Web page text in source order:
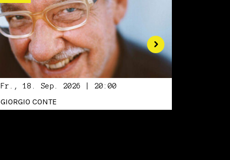
Fr., 18. Sep. 2026 | 20:00
GIORGIO CONTE